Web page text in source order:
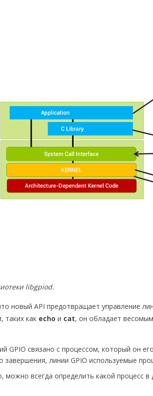
libgpiod.
новый API предотвращает управление
таких как echo и cat, он обладает
GPIO связано с процессом, который он
завершения, линии GPIO используемые
можно всегда определить какой процесс